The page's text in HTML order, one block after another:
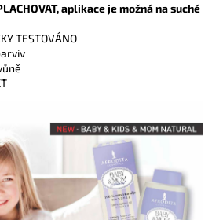
aplikace je možná na suché
TESTOVÁNO